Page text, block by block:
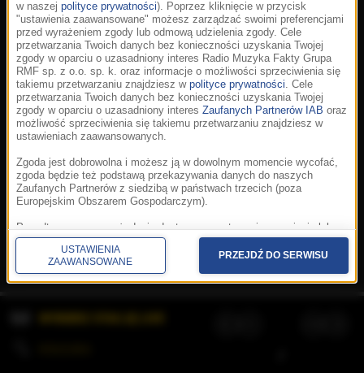
Korzystanie z portalu oznacza akceptację
Prywatność.Aplikacje.© 2026 Radio Muzyka
Fakty Grupa RMF sp. z o.o. sp. k.
w naszej polityce prywatności). Poprzez kliknięcie w przycisk
"ustawienia zaawansowane" możesz zarządzać swoimi preferencjami
przed wyrażeniem zgody lub odmową udzielenia zgody. Cele
przetwarzania Twoich danych bez konieczności uzyskania Twojej
zgody w oparciu o uzasadniony interes Radio Muzyka Fakty Grupa
RMF sp. z o.o. sp. k. oraz informacje o możliwości sprzeciwienia się
takiemu przetwarzaniu znajdziesz w polityce prywatności. Cele
przetwarzania Twoich danych bez konieczności uzyskania Twojej
zgody w oparciu o uzasadniony interes Zaufanych Partnerów IAB oraz
możliwość sprzeciwienia się takiemu przetwarzaniu znajdziesz w
ustawieniach zaawansowanych.
Zgoda jest dobrowolna i możesz ją w dowolnym momencie wycofać,
zgoda będzie też podstawą przekazywania danych do naszych
Zaufanych Partnerów z siedzibą w państwach trzecich (poza
Europejskim Obszarem Gospodarczym).
Ponadto masz prawo żądania dostępu, sprostowania, usunięcia lub
ograniczenia przetwarzania danych, a także złożenia skargi do
Prezesa Urzędu Ochrony Danych Osobowych. W polityce prywatności
znajdziesz informacje jak wykonać swoje prawa. Szczegółowe
informacje na temat przetwarzania Twoich danych znajdują się w
USTAWIENIA
ZAAWANSOWANE
PRZEJDŹ DO SERWISU